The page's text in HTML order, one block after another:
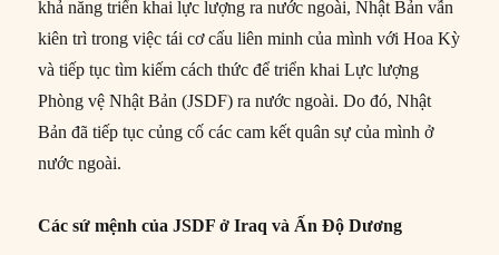
khả năng triển khai lực lượng ra nước ngoài, Nhật Bản vẫn
kiên trì trong việc tái cơ cấu liên minh của mình với Hoa Kỳ
và tiếp tục tìm kiếm cách thức để triển khai Lực lượng
Phòng vệ Nhật Bản (JSDF) ra nước ngoài. Do đó, Nhật
Bản đã tiếp tục củng cố các cam kết quân sự của mình ở
nước ngoài.
Các sứ mệnh của JSDF ở Iraq và Ấn Độ Dương